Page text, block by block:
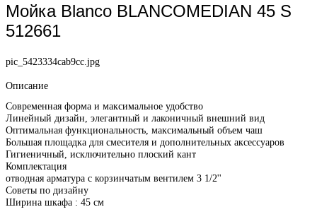
Мойка Blanco BLANCOMEDIAN 45 S
512661
pic_5423334cab9cc.jpg
Описание
Современная форма и максимальное удобство
Линейный дизайн, элегантный и лаконичный внешний вид
Оптимальная функциональность, максимальный объем чаш
Большая площадка для смесителя и дополнительных аксессуаров
Гигиеничный, исключительно плоский кант
Комплектация
отводная арматура с корзинчатым вентилем 3 1/2''
Советы по дизайну
Ширина шкафа : 45 см